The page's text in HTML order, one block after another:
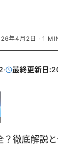
年4月2日 · 1
· 最終更新日:
徹底解説